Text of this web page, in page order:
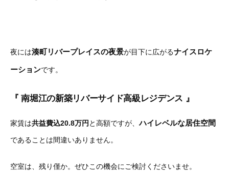
夜には湊町リバープレイスの夜景が目下に広がるナイスロケ
ーションです。
『 南堀江の新築リバーサイド高級レジデンス 』
家賃は共益費込20.8万円 と高額ですが、ハイレベルな居住空間
であることは間違いありません。
空室は、残り僅か。ぜひこの機会にご検討くださいませ。